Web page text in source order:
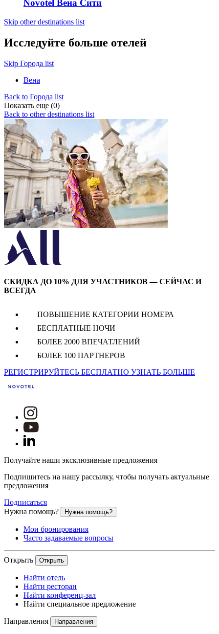
Novotel Вена Сити
Skip other destinations list
Исследуйте больше отелей
Skip Города list
Вена
Back to Города list
Показать еще (0)
Back to other destinations list
СКИДКА ДО 10% ДЛЯ УЧАСТНИКОВ — СЕЙЧАС И
ВСЕГДА
ПОВЫШЕНИЕ КАТЕГОРИИ НОМЕРА
БЕСПЛАТНЫЕ НОЧИ
БОЛЕЕ 2000 ВПЕЧАТЛЕНИЙ
БОЛЕЕ 100 ПАРТНЕРОВ
РЕГИСТРИРУЙТЕСЬ БЕСПЛАТНО УЗНАТЬ БОЛЬШЕ
Получайте наши эксклюзивные предложения
Подпишитесь на нашу рассылку, чтобы получать актуальные
предложения
Подписаться
Нужна помощь?
Нужна помощь?
Мои бронирования
Часто задаваемые вопросы
Открыть Открыть
Найти отель
Найти ресторан
Найти конференц-зал
Найти специальное предложение
Направления Направления